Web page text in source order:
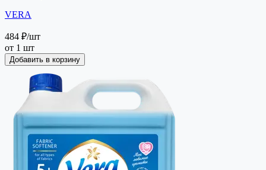
VERA
484 ₽/шт
от 1 шт
Добавить в корзину